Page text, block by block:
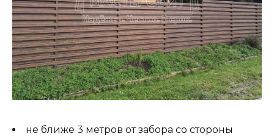
не ближе 3 метров от забора со стороны